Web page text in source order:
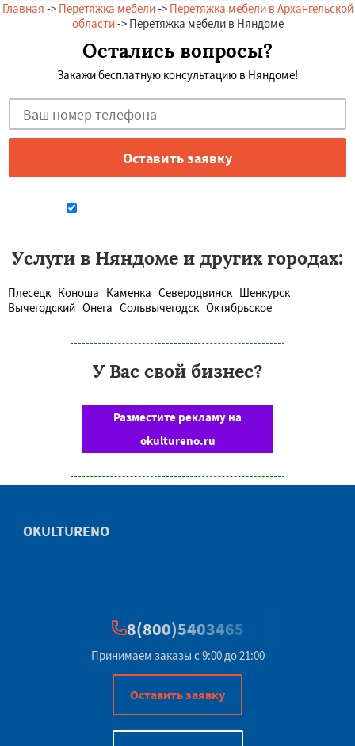
Главная -> Перетяжка мебели-> Перетяжка мебели в Архангельской
области-> Перетяжка мебели в Няндоме
Остались вопросы?
Закажи бесплатную консультацию в Няндоме!
Услуги в Няндоме и других городах:
Плесецк Коноша Каменка Северодвинск Шенкурск
Вычегодский Онега Сольвычегодск Октябрьское
У Вас свой бизнес?
Разместите рекламу на
okultureno.ru
OKULTURENO
8(800)5403465
Принимаем заказы с 9:00 до 21:00
Оставить заявку